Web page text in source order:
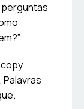
perguntas